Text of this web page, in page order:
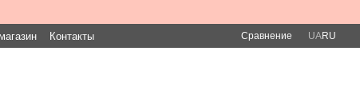
Контакты Сравнение UARU